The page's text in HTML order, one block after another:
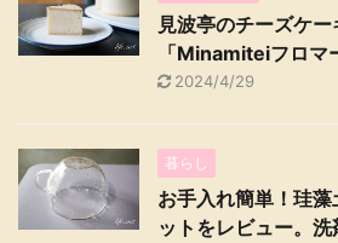
見波亭のチーズケー
「Minamiteiフロマ
2024/4/29
暮らし
お手入れ簡単！珪
ットをレビュー。